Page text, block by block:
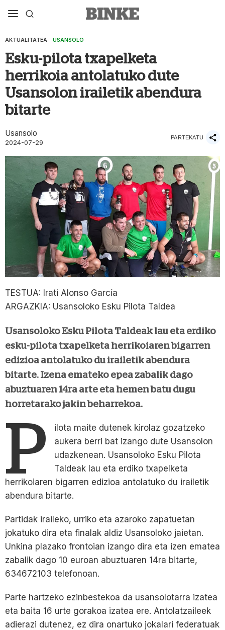
AKTUALITATEA · USANSOLO
Esku-pilota txapelketa
herrikoia antolatuko dute
Usansolon irailetik abendura
bitarte
Usansolo
2024-07-29
PARTEKATU
TESTUA: Irati Alonso García
ARGAZKIA: Usansoloko Esku Pilota Taldea
Usansoloko Esku Pilota Taldeak lau eta erdiko
esku-pilota txapelketa herrikoiaren bigarren
edizioa antolatuko du irailetik abendura
bitarte. Izena emateko epea zabalik dago
abuztuaren 14ra arte eta hemen batu dugu
horretarako jakin beharrekoa.
P
ilota maite dutenek kirolaz gozatzeko
aukera berri bat izango dute Usansolon
udazkenean. Usansoloko Esku Pilota
Taldeak lau eta erdiko txapelketa
herrikoiaren bigarren edizioa antolatuko du irailetik
abendura bitarte.
Partidak iraileko, urriko eta azaroko zapatuetan
jokatuko dira eta finalak aldiz Usansoloko jaietan.
Unkina plazako frontoian izango dira eta izen ematea
zabalik dago 10 euroan abuztuaren 14ra bitarte,
634672103 telefonoan.
Parte hartzeko ezinbestekoa da usansolotarra izatea
eta baita 16 urte gorakoa izatea ere. Antolatzaileek
adierazi dutenez, ez dira onartuko jokalari federatuak